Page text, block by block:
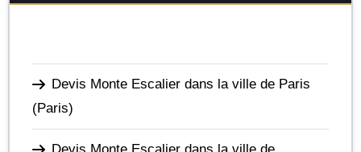
Devis Monte Escalier dans la ville de Paris
(Paris)
Devis Monte Escalier dans la ville de